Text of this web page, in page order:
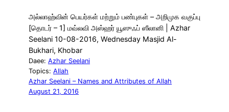
அல்லாஹ்வின் பெயர்கள் மற்றும் பண்புகள் – அறிமுக வகுப்பு
[தொடர் – 1] மவ்லவி அஸ்ஹர் யூஸுஃப் ஸீலானி | Azhar
Seelani 10-08-2016, Wednesday Masjid Al-
Bukhari, Khobar
Daee: Azhar Seelani
Topics: Allah
Azhar Seelani – Names and Attributes of Allah
August 21, 2016